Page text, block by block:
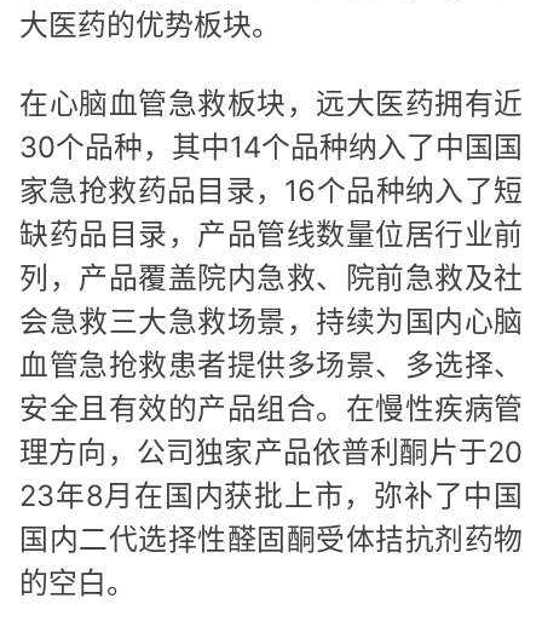
大医药的优势板块。
在心脑血管急救板块，远大医药拥有近
30个品种，其中14个品种纳入了中国国
家急抢救药品目录，16个品种纳入了短
缺药品目录，产品管线数量位居行业前
列，产品覆盖院内急救、院前急救及社
会急救三大急救场景，持续为国内心脑
血管急抢救患者提供多场景、多选择、
安全且有效的产品组合。在慢性疾病管
理方向，公司独家产品依普利酮片于20
23年8月在国内获批上市，弥补了中国
国内二代选择性醛固酮受体拮抗剂药物
的空白。